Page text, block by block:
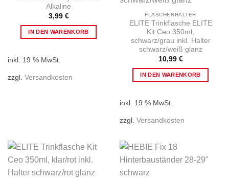
werden
Alkaline
3,99 €
IN DEN WARENKORB
inkl. 19 % MwSt.
zzgl. Versandkosten
FLASCHENHALTER
ELITE Trinkflasche ELITE
Kit Ceo 350ml,
schwarz/grau inkl. Halter
schwarz/weiß glanz
10,99 €
IN DEN WARENKORB
inkl. 19 % MwSt.
zzgl. Versandkosten